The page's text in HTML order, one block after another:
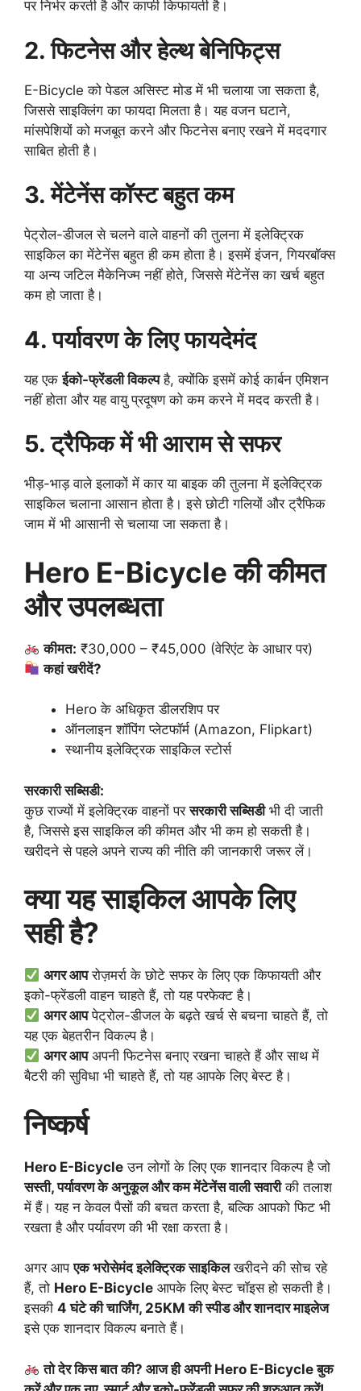
पर निर्भर करती है और काफी किफायती है।
2. फिटनेस और हेल्थ बेनिफिट्स
E-Bicycle को पेडल असिस्ट मोड में भी चलाया जा सकता है,
जिससे साइक्लिंग का फायदा मिलता है। यह वजन घटाने,
मांसपेशियों को मजबूत करने और फिटनेस बनाए रखने में मददगार
साबित होती है।
3. मेंटेनेंस कॉस्ट बहुत कम
पेट्रोल-डीजल से चलने वाले वाहनों की तुलना में इलेक्ट्रिक
साइकिल का मेंटेनेंस बहुत ही कम होता है। इसमें इंजन, गियरबॉक्स
या अन्य जटिल मैकेनिज्म नहीं होते, जिससे मेंटेनेंस का खर्च बहुत
कम हो जाता है।
4. पर्यावरण के लिए फायदेमंद
यह एकईको-फ्रेंडली विकल्पहै, क्योंकि इसमें कोई कार्बन एमिशन
नहीं होता और यह वायु प्रदूषण को कम करने में मदद करती है।
5. ट्रैफिक में भी आराम से सफर
भीड़-भाड़ वाले इलाकों में कार या बाइक की तुलना में इलेक्ट्रिक
साइकिल चलाना आसान होता है। इसे छोटी गलियों और ट्रैफिक
जाम में भी आसानी से चलाया जा सकता है।
Hero E-Bicycle की कीमत
और उपलब्धता
कीमत: ₹30,000 – ₹45,000 (वेरिएंट के आधार पर)
कहां खरीदें?
Hero के अधिकृत डीलरशिप पर
ऑनलाइन शॉपिंग प्लेटफॉर्म (Amazon, Flipkart)
स्थानीय इलेक्ट्रिक साइकिल स्टोर्स
सरकारी सब्सिडी:
कुछ राज्यों में इलेक्ट्रिक वाहनों परसरकारी सब्सिडीभी दी जाती
है, जिससे इस साइकिल की कीमत और भी कम हो सकती है।
खरीदने से पहले अपने राज्य की नीति की जानकारी जरूर लें।
क्या यह साइकिल आपके लिए
सही है?
अगर आपरोज़मर्रा के छोटे सफर के लिए एक किफायती और
इको-फ्रेंडली वाहन चाहते हैं, तो यह परफेक्ट है।
अगर आपपेट्रोल-डीजल के बढ़ते खर्च से बचना चाहते हैं, तो
यह एक बेहतरीन विकल्प है।
अगर आपअपनी फिटनेस बनाए रखना चाहते हैं और साथ में
बैटरी की सुविधा भी चाहते हैं, तो यह आपके लिए बेस्ट है।
निष्कर्ष
Hero E-Bicycle उन लोगों के लिए एक शानदार विकल्प है जो
सस्ती, पर्यावरण के अनुकूल और कम मेंटेनेंस वाली सवारीकी तलाश
में हैं। यह न केवल पैसों की बचत करता है, बल्कि आपको फिट भी
रखता है और पर्यावरण की भी रक्षा करता है।
अगर आपएक भरोसेमंद इलेक्ट्रिक साइकिलखरीदने की सोच रहे
हैं, तो Hero E-Bicycle आपके लिए बेस्ट चॉइस हो सकती है।
इसकी 4 घंटे की चार्जिंग, 25KM की स्पीड और शानदार माइलेज
इसे एक शानदार विकल्प बनाते हैं।
तो देर किस बात की? आज ही अपनी Hero E-Bicycle बुक